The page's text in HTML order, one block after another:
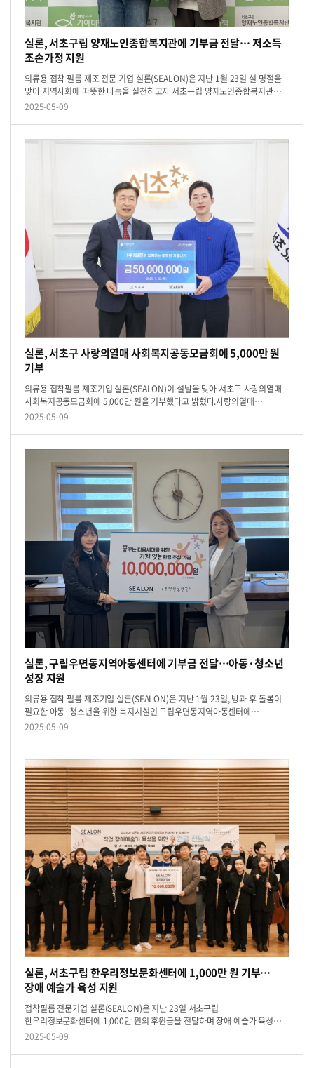
실론, 서초구립 양재노인종합복지관에 기부금 전달… 저소득
조손가정 지원
의류용 접착 필름 제조 전문 기업 실론(SEALON)은 지난 1월 23일 설 명절을
맞아 지역사회에 따뜻한 나눔을 실천하고자 서초구립 양재노인종합복지관에
1000만원의 기부금을 전달했다고 밝혔다.해당 기부금은 ‘2025 저소득 조손...
2025-05-09
실론, 서초구 사랑의열매 사회복지공동모금회에 5,000만 원
기부
의류용 접착필름 제조기업 실론(SEALON)이 설날을 맞아 서초구 사랑의열매
사회복지공동모금회에 5,000만 원을 기부했다고 밝혔다.사랑의열매
사회복지공동모금회는 국내 민간 복지기관으로, 사회 취약계층을 지원하기
2025-05-09
실론, 구립우면동지역아동센터에 기부금 전달…아동·청소년
성장 지원
의류용 접착 필름 제조기업 실론(SEALON)은 지난 1월 23일, 방과 후 돌봄이
필요한 아동·청소년을 위한 복지시설인 구립우면동지역아동센터에
1000만원의 후원금을 전달하고 기부식을 진행했다. 이번 후원금은 아동·청...
2025-05-09
실론, 서초구립 한우리정보문화센터에 1,000만 원 기부…
장애 예술가 육성 지원
접착필름 전문기업 실론(SEALON)은 지난 23일 서초구립
한우리정보문화센터에 1,000만 원의 후원금을 전달하며 장애 예술가 육성을
위한 기부식을 진행했다고 밝혔다. 이번 후원금은 발달장애인 연주자로 구성된
2025-05-09